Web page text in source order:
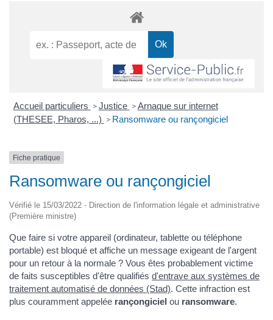
Accueil particuliers > Justice > Arnaque sur internet
(THESEE, Pharos, ...) > Ransomware ou rançongiciel
Fiche pratique
Ransomware ou rançongiciel
Vérifié le 15/03/2022 - Direction de l'information légale et administrative
(Première ministre)
Que faire si votre appareil (ordinateur, tablette ou téléphone
portable) est bloqué et affiche un message exigeant de l'argent
pour un retour à la normale ? Vous êtes probablement victime
de faits susceptibles d'être qualifiés d'entrave aux systèmes de
traitement automatisé de données (Stad). Cette infraction est
plus couramment appelée rançongiciel ou ransomware.